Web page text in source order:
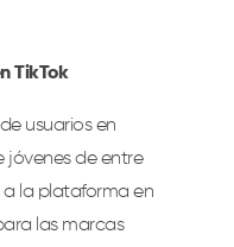
TikTok
usuarios en
jóvenes de entre
a la plataforma en
las marcas